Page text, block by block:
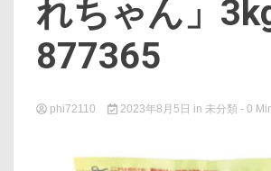
れちゃん」
877365
phi72110 2023年8月5日 in 未分類 - 0